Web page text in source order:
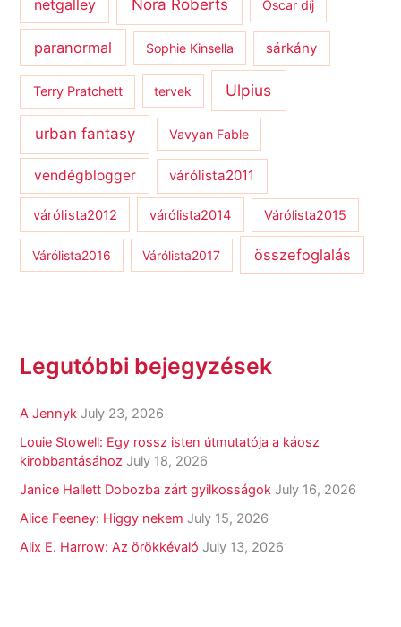
netgalley Nora Roberts Oscar díj
paranormal Sophie Kinsella sárkány
Terry Pratchett tervek Ulpius
urban fantasy Vavyan Fable
vendégblogger várólista2011
várólista2012 várólista2014 Várólista2015
Várólista2016 Várólista2017 összefoglalás
Legutóbbi bejegyzések
A Jennyk July 23, 2026
Louie Stowell: Egy ​rossz isten útmutatója a káosz
kirobbantásához July 18, 2026
Janice Hallett Dobozba zárt gyilkosságok July 16, 2026
Alice Feeney: Higgy nekem July 15, 2026
Alix E. Harrow: Az örökkévaló July 13, 2026